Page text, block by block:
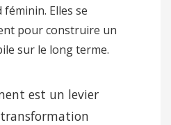
Elles se
pour construire un
sur le long terme.
est un levier